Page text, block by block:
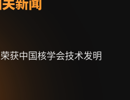
获中国核学会技术发明